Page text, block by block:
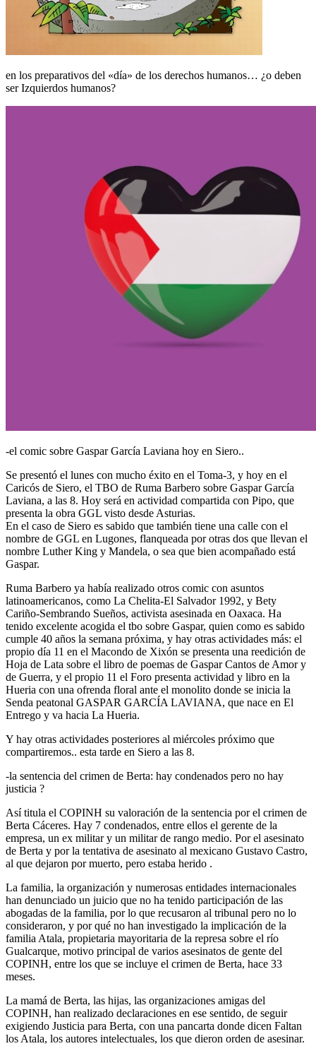
en los preparativos del «día» de los derechos humanos… ¿o deben
ser Izquierdos humanos?
-el comic sobre Gaspar García Laviana hoy en Siero..
Se presentó el lunes con mucho éxito en el Toma-3, y hoy en el
Caricós de Siero, el TBO de Ruma Barbero sobre Gaspar García
Laviana, a las 8. Hoy será en actividad compartida con Pipo, que
presenta la obra GGL visto desde Asturias.
En el caso de Siero es sabido que también tiene una calle con el
nombre de GGL en Lugones, flanqueada por otras dos que llevan el
nombre Luther King y Mandela, o sea que bien acompañado está
Gaspar.
Ruma Barbero ya había realizado otros comic con asuntos
latinoamericanos, como La Chelita-El Salvador 1992, y Bety
Cariño-Sembrando Sueños, activista asesinada en Oaxaca. Ha
tenido excelente acogida el tbo sobre Gaspar, quien como es sabido
cumple 40 años la semana próxima, y hay otras actividades más: el
propio día 11 en el Macondo de Xixón se presenta una reedición de
Hoja de Lata sobre el libro de poemas de Gaspar Cantos de Amor y
de Guerra, y el propio 11 el Foro presenta actividad y libro en la
Hueria con una ofrenda floral ante el monolito donde se inicia la
Senda peatonal GASPAR GARCÍA LAVIANA, que nace en El
Entrego y va hacia La Hueria.
Y hay otras actividades posteriores al miércoles próximo que
compartiremos.. esta tarde en Siero a las 8.
-la sentencia del crimen de Berta: hay condenados pero no hay
justicia ?
Así titula el COPINH su valoración de la sentencia por el crimen de
Berta Cáceres. Hay 7 condenados, entre ellos el gerente de la
empresa, un ex militar y un militar de rango medio. Por el asesinato
de Berta y por la tentativa de asesinato al mexicano Gustavo Castro,
al que dejaron por muerto, pero estaba herido .
La familia, la organización y numerosas entidades internacionales
han denunciado un juicio que no ha tenido participación de las
abogadas de la familia, por lo que recusaron al tribunal pero no lo
consideraron, y por qué no han investigado la implicación de la
familia Atala, propietaria mayoritaria de la represa sobre el río
Gualcarque, motivo principal de varios asesinatos de gente del
COPINH, entre los que se incluye el crimen de Berta, hace 33
meses.
La mamá de Berta, las hijas, las organizaciones amigas del
COPINH, han realizado declaraciones en ese sentido, de seguir
exigiendo Justicia para Berta, con una pancarta donde dicen Faltan
los Atala, los autores intelectuales, los que dieron orden de asesinar.